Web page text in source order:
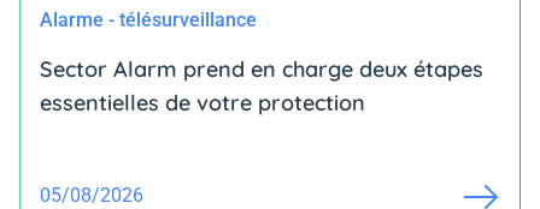
Alarme - télésurveillance
Sector Alarm prend en charge deux étapes
essentielles de votre protection
05/08/2026